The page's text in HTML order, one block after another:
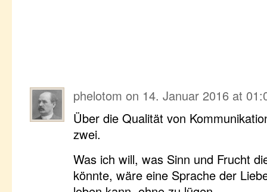
phelotom on 14. Januar 2016 at
Über die Qualität von
zwei.
Was ich will, was Sinn und Frucht
könnte, wäre eine Sprache der